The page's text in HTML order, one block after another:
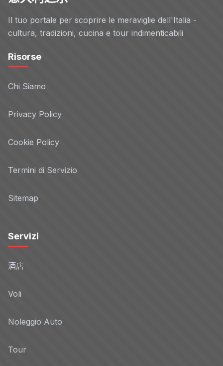
Il tuo portale per scoprire le meraviglie dell'Italia -
cultura, tradizioni, cucina e tour indimenticabili
Risorse
Chi Siamo
Privacy Policy
Cookie Policy
Termini di Servizio
Sitemap
Servizi
酒店
Voli
Noleggio Auto
Tour